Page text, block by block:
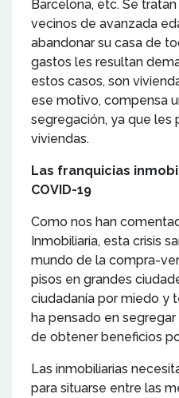
Barcelona, etc. Se
vecinos de avanzada
abandonar su casa de
gastos les resultan
estos casos, son
ese motivo, compensa
segregación, ya que les
viviendas.
Las franquicias
COVID-19
Como nos han
Inmobiliaria, esta crisis
mundo de la compra-
pisos en grandes
ciudadanía por miedo y
ha pensado en
de obtener beneficios
Las inmobiliarias
para situarse entre las